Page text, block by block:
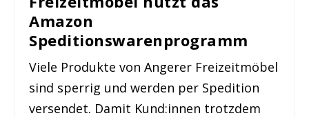
Amazon
Speditionswarenprogramm
Viele Produkte von Angerer Freizeitmöbel
sind sperrig und werden per Spedition
versendet. Damit Kund:innen trotzdem